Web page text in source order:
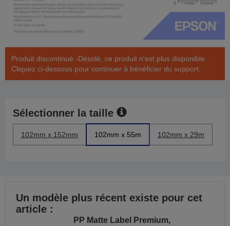
Produit discontinué -Désolé, ce produit n’est plus disponible.
Cliquez ci-dessous pour continuer à bénéficier du support.
Sélectionner la taille
102mm x 152mm 102mm x 55m 102mm x 29m
Un modèle plus récent existe pour cet
article :
PP Matte Label Premium,